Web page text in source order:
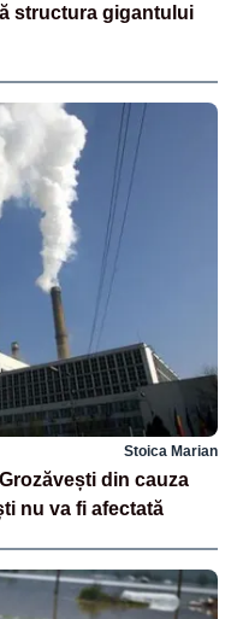
structura gigantului
Stoica Marian
din cauza
nu va fi afectată